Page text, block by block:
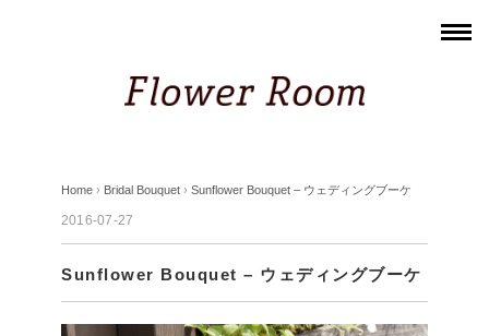
Home › Bridal Bouquet › Sunflower Bouquet – ウェディングブーケ
2016-07-27
Sunflower Bouquet – ウェディングブーケ